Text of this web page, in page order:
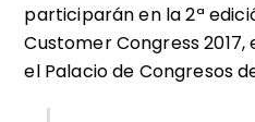
participarán en la 2ª
Customer Congress 2017,
el Palacio de Congresos